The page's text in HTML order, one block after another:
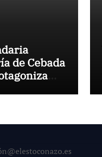
de Cebada